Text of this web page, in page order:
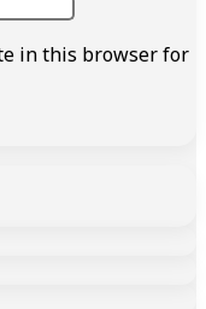
in this browser for